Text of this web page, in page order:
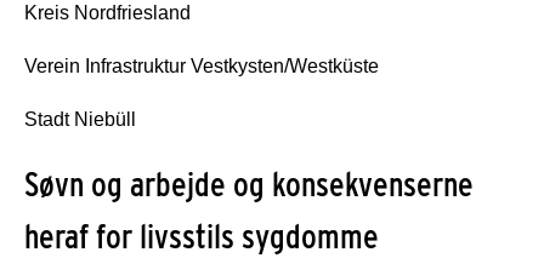
Kreis Nordfriesland
Verein Infrastruktur Vestkysten/Westküste
Stadt Niebüll
Søvn og arbejde og konsekvenserne
heraf for livsstils sygdomme